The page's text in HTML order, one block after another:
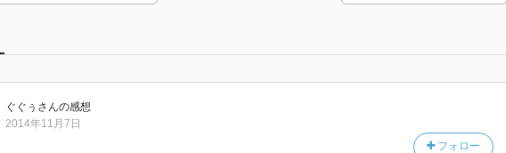
ぐぐぅ さんの感想
フォロー
2014年11月7日